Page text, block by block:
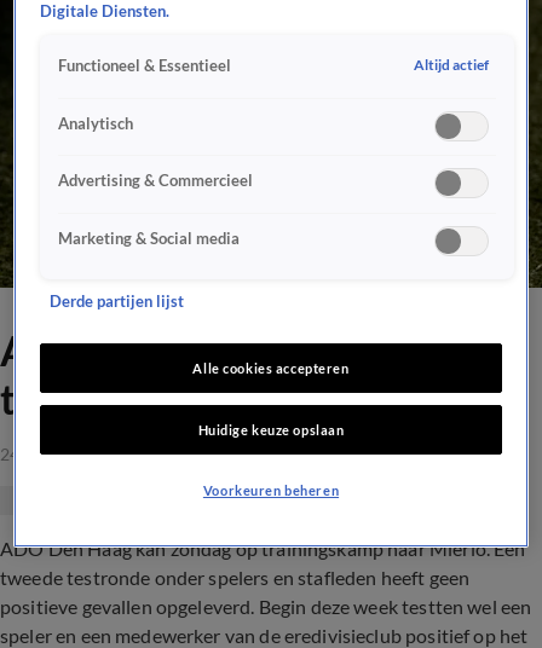
ADO Den Haag na negatieve
testronde op trainingskamp
24 juli 2020, 16:56
ADO Den Haag kan zondag op trainingskamp naar Mierlo. Een
tweede testronde onder spelers en stafleden heeft geen
positieve gevallen opgeleverd. Begin deze week testten wel een
speler en een medewerker van de eredivisieclub positief op het
Digitale Diensten.
Functioneel & Essentieel Altijd actief
Analytisch
Advertising & Commercieel
Marketing & Social media
Derde partijen lijst
Alle cookies accepteren
Huidige keuze opslaan
Voorkeuren beheren